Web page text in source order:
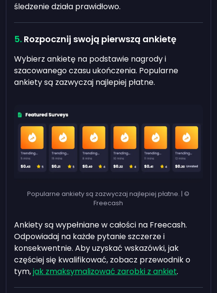
śledzenie działa prawidłowo.
Rozpocznij swoją pierwszą ankietę
Wybierz ankietę na podstawie nagrody i
szacowanego czasu ukończenia. Popularne
ankiety są zazwyczaj najlepiej płatne.
Popularne ankiety są zazwyczaj najlepiej płatne. | ©
Freecash
Ankiety są wypełniane w całości na Freecash.
Odpowiadaj na każde pytanie szczerze i
konsekwentnie. Aby uzyskać wskazówki, jak
częściej się kwalifikować, zobacz przewodnik o
tym,jak zmaksymalizować zarobki z ankiet.